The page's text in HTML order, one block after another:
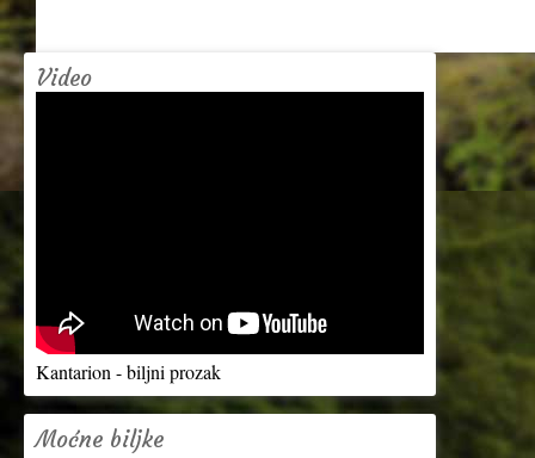
Video
Kantarion - biljni prozak
Moćne biljke